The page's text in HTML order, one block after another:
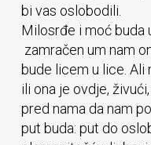
bi vas oslobodili.
Milosrđe i moć buda
zamračen um nam
bude licem u lice.
ili ona je ovdje,
pred nama da nam
put buda: put do